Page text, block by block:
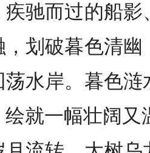
驰而过的船
，划破暮色清
荡水岸。暮色
就一幅壮阔又